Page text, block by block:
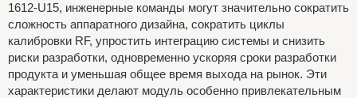
1612-U15, инженерные команды могут значительно сократить
сложность аппаратного дизайна, сократить циклы
калибровки RF, упростить интеграцию системы и снизить
риски разработки, одновременно ускоряя сроки разработки
продукта и уменьшая общее время выхода на рынок. Эти
характеристики делают модуль особенно привлекательным